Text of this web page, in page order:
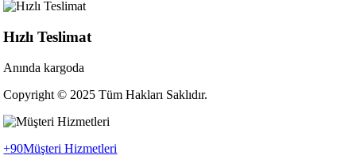
Hızlı Teslimat
Anında kargoda
Copyright © 2025 Tüm Hakları Saklıdır.
+90Müşteri Hizmetleri